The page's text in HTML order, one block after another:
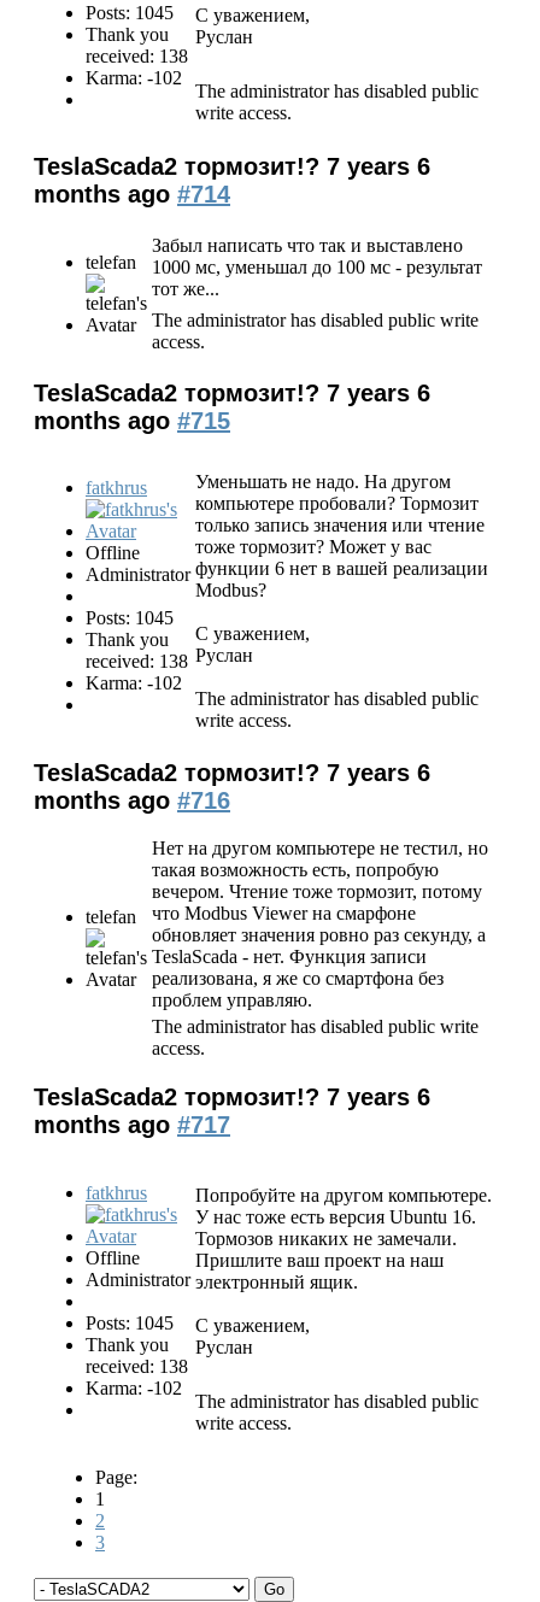
Posts: 1045
Thank you
received: 138
Karma: -102
С уважением,
Руслан
The administrator has disabled public
write access.
TeslaScada2 тормозит!? 7 years 6
months ago #714
telefan
Забыл написать что так и выставлено
1000 мс, уменьшал до 100 мс - результат
тот же...
The administrator has disabled public write
access.
TeslaScada2 тормозит!? 7 years 6
months ago #715
fatkhrus
Offline
Administrator
Posts: 1045
Thank you
received: 138
Karma: -102
Уменьшать не надо. На другом
компьютере пробовали? Тормозит
только запись значения или чтение
тоже тормозит? Может у вас
функции 6 нет в вашей реализации
Modbus?
С уважением,
Руслан
The administrator has disabled public
write access.
TeslaScada2 тормозит!? 7 years 6
months ago #716
telefan
Нет на другом компьютере не тестил, но
такая возможность есть, попробую
вечером. Чтение тоже тормозит, потому
что Modbus Viewer на смарфоне
обновляет значения ровно раз секунду, а
TeslaScada - нет. Функция записи
реализована, я же со смартфона без
проблем управляю.
The administrator has disabled public write
access.
TeslaScada2 тормозит!? 7 years 6
months ago #717
fatkhrus
Offline
Administrator
Posts: 1045
Thank you
received: 138
Karma: -102
Попробуйте на другом компьютере.
У нас тоже есть версия Ubuntu 16.
Тормозов никаких не замечали.
Пришлите ваш проект на наш
электронный ящик.
С уважением,
Руслан
The administrator has disabled public
write access.
Page:
1
2
3